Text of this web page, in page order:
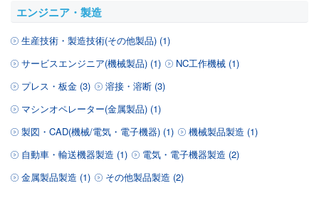
エンジニア・製造
生産技術・製造技術(その他製品) (1)
サービスエンジニア(機械製品) (1)
NC工作機械 (1)
プレス・板金 (3)
溶接・溶断 (3)
マシンオペレーター(金属製品) (1)
製図・CAD(機械/電気・電子機器) (1)
機械製品製造 (1)
自動車・輸送機器製造 (1)
電気・電子機器製造 (2)
金属製品製造 (1)
その他製品製造 (2)